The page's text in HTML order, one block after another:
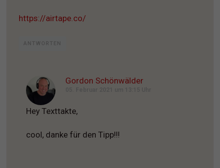
https://airtape.co/
ANTWORTEN
Gordon Schönwälder
Hey Texttakte,
cool, danke für den Tipp!!!